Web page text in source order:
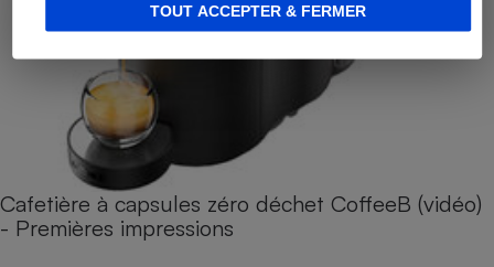
TOUT ACCEPTER & FERMER
Cafetière à capsules zéro déchet CoffeeB (vidéo)
- Premières impressions